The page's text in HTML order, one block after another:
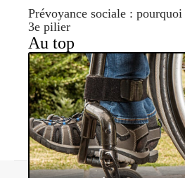
Prévoyance sociale :
3e pilier
Au top